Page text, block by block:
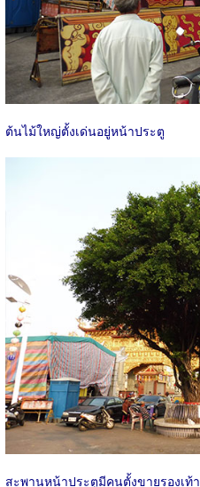
ต้นไม้ใหญ่ตั้งเด่นอยู่หน้าประตู
สะพานหน้าประตูมีคนตั้งขายรองเท้า